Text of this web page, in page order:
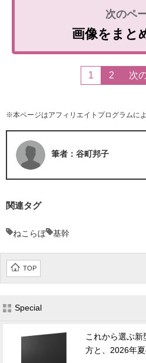
画像をまと
1 2 次
※本ページはアフィリエイトプログラムに
筆者：谷町邦子
関連タグ
ねこらぼ 基幹
TOP
Special
これから選ぶ
方と、2026年